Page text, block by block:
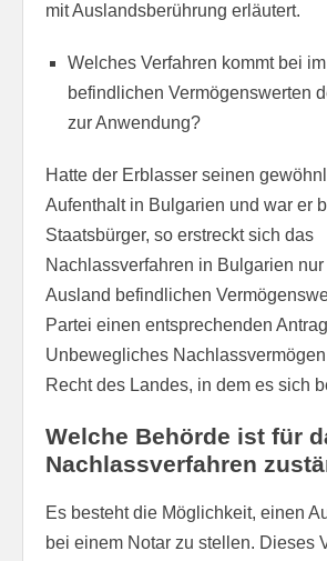
mit Auslandsberührung erläutert.
Welches Verfahren kommt bei
befindlichen Vermögenswerten
zur Anwendung?
Hatte der Erblasser seinen
Aufenthalt in Bulgarien und war er
Staatsbürger, so erstreckt sich das
Nachlassverfahren in Bulgarien
Ausland befindlichen
Partei einen entsprechenden
Unbewegliches
Recht des Landes, in dem es sich
Welche Behörde ist für
Nachlassverfahren
Es besteht die Möglichkeit, einen
bei einem Notar zu stellen. Dieses